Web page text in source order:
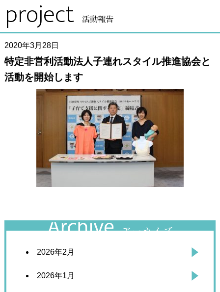
project 活動報告
2020年3月28日
特定非営利活動法人子連れスタイル推進協会と
活動を開始します
2026年2月
2026年1月